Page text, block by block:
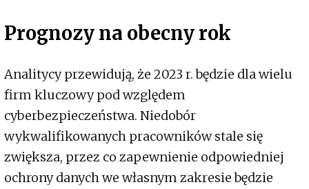
Prognozy na obecny rok
Analitycy przewidują, że 2023 r. będzie dla wielu
firm kluczowy pod względem
cyberbezpieczeństwa. Niedobór
wykwalifikowanych pracowników stale się
zwiększa, przez co zapewnienie odpowiedniej
ochrony danych we własnym zakresie będzie